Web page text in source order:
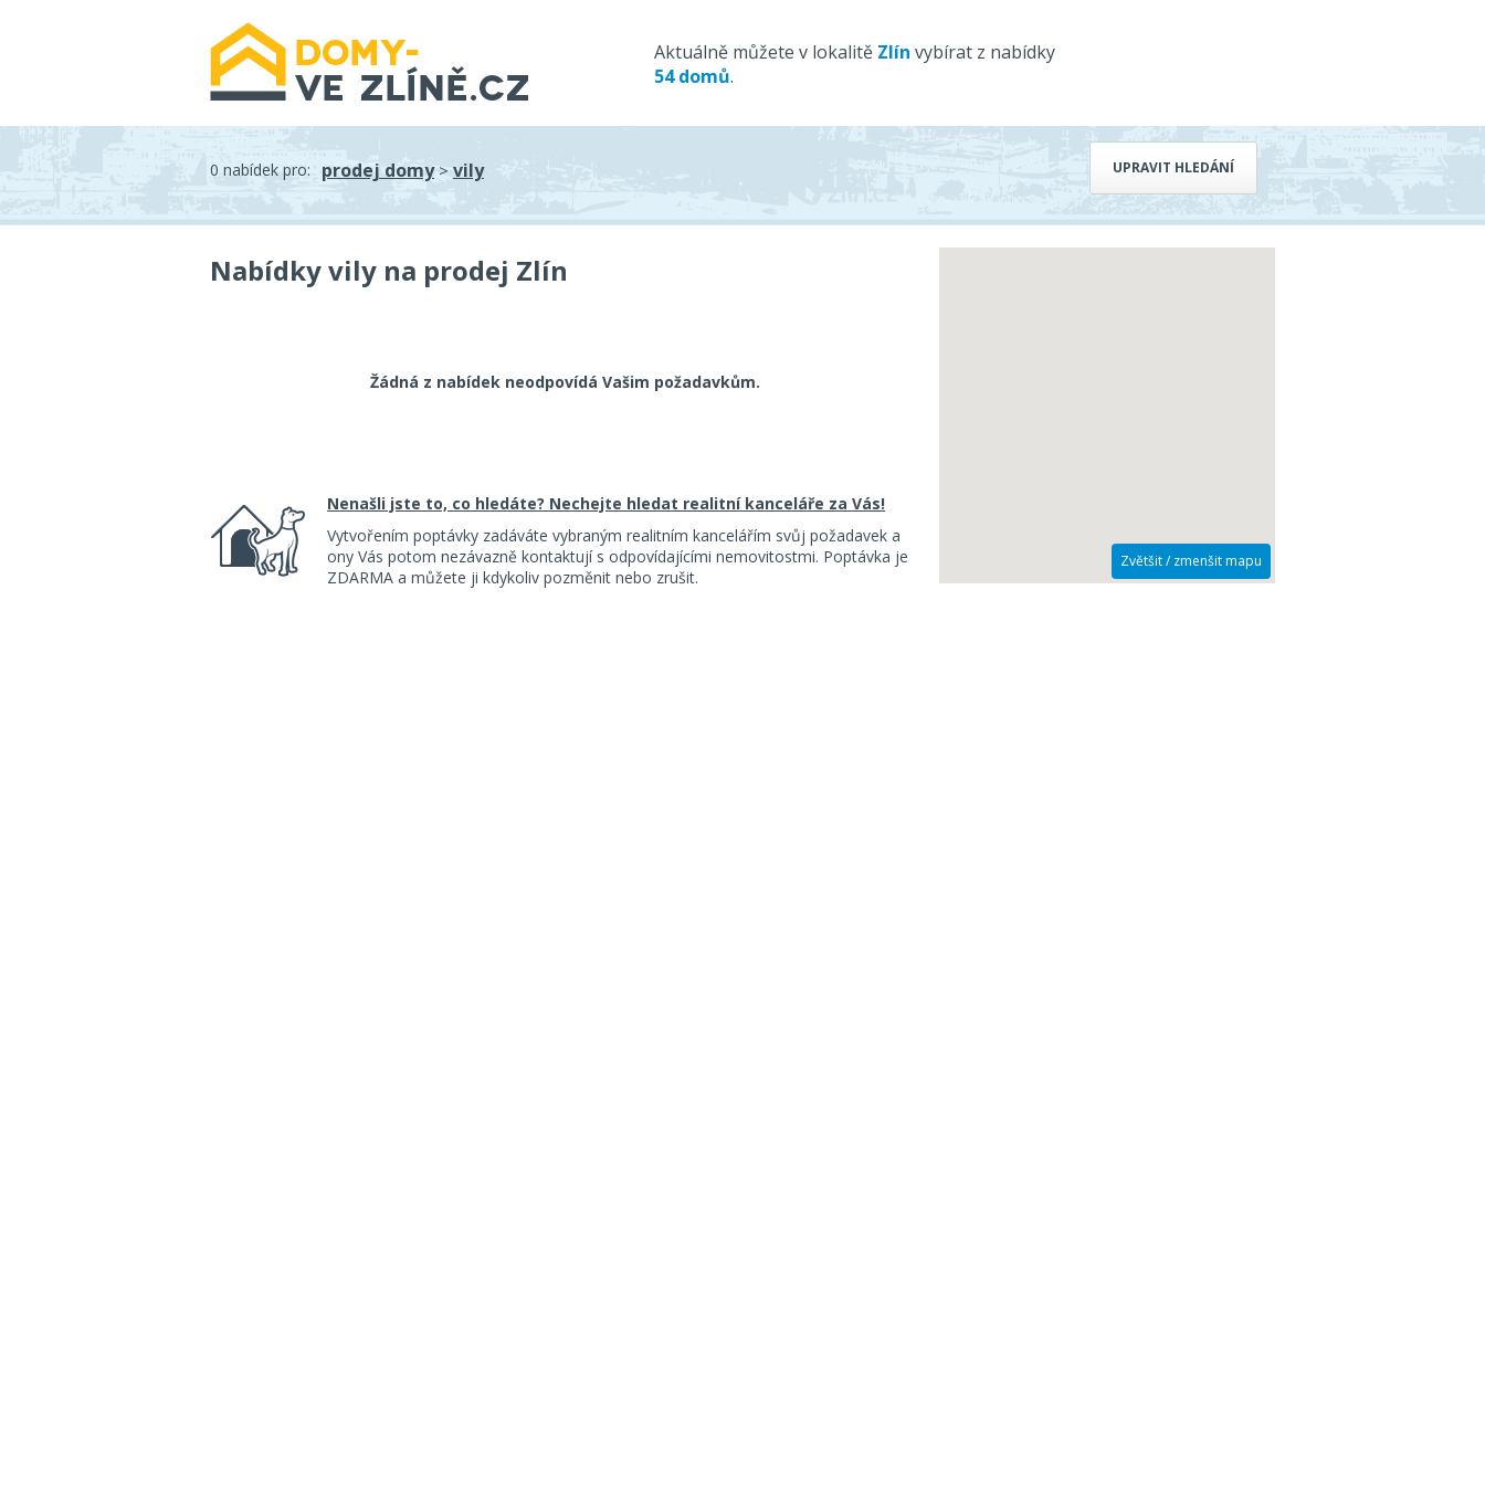
Aktuálně můžete v lokalitě Zlín vybírat z nabídky
54 domů.
UPRAVIT HLEDÁNÍ
0 nabídek pro: prodej domy> vily
Nabídky vily na prodej Zlín
Žádná z nabídek neodpovídá Vašim požadavkům.
Nenašli jste to, co hledáte? Nechejte hledat realitní kanceláře za Vás!
Vytvořením poptávky zadáváte vybraným realitním kancelářím svůj požadavek a
ony Vás potom nezávazně kontaktují s odpovídajícími nemovitostmi. Poptávka je
ZDARMA a můžete ji kdykoliv pozměnit nebo zrušit.
Zvětšit / zmenšit mapu